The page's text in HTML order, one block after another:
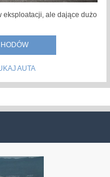
eksploatacji, ale dające dużo
AUTA